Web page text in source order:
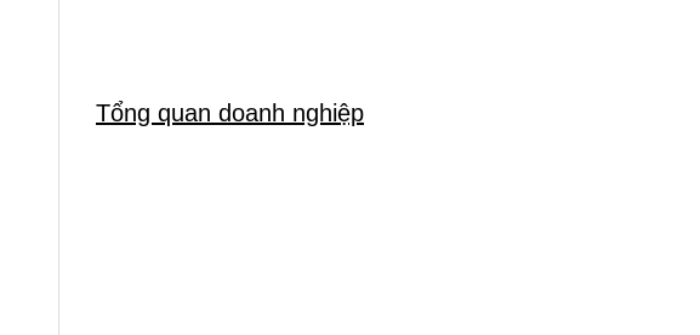
Tổng quan doanh nghiệp